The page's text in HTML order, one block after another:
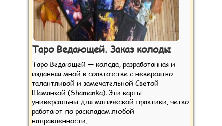
Таро Ведающей. Заказ колоды
Таро Ведающей — колода, разработанная и
изданная мной в соавторстве с невероятно
талантливой и замечательной Светой
Шаманкой (Shamanka). Эти карты
универсальны для магической практики, четко
работают по раскладам любой
направленности,